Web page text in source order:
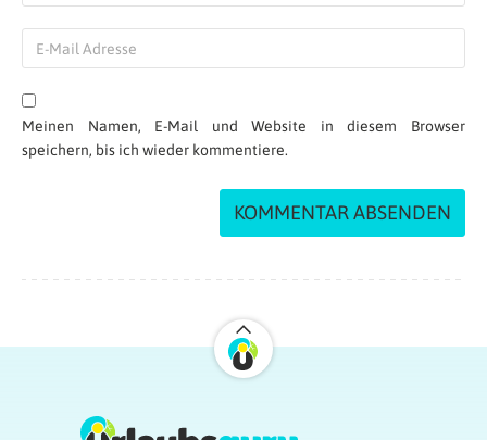
Eva| 25.12.2024 at 22:31
bin extra mit der nach Thailand geflogen und
haben auch nicht funktioniert .
Wo und wann habt ihr getestet?
Was seid ihr denn für Typen? Wenn deine
sie nicht fliegen. Unglaublich sowas Versucht
es mal mit arbeiten.
Jürgen W. | 06.06.2024 at 14:33
Meinen Namen, E-Mail und Website in diesem Browser
speichern, bis ich wieder kommentiere.